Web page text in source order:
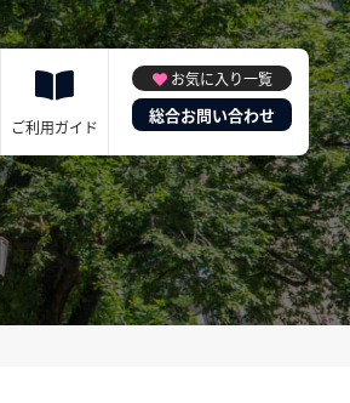
ご利用ガイド
お気に入り一覧
総合お問い合わせ